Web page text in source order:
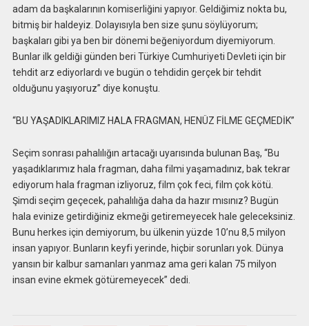
adam da başkalarının komiserliğini yapıyor. Geldiğimiz nokta bu,
bitmiş bir haldeyiz. Dolayısıyla ben size şunu söylüyorum;
başkaları gibi ya ben bir dönemi beğeniyordum diyemiyorum.
Bunlar ilk geldiği günden beri Türkiye Cumhuriyeti Devleti için bir
tehdit arz ediyorlardı ve bugün o tehdidin gerçek bir tehdit
olduğunu yaşıyoruz” diye konuştu.
“BU YAŞADIKLARIMIZ HALA FRAGMAN, HENÜZ FİLME GEÇMEDİK”
Seçim sonrası pahalılığın artacağı uyarısında bulunan Baş, “Bu
yaşadıklarımız hala fragman, daha filmi yaşamadınız, bak tekrar
ediyorum hala fragman izliyoruz, film çok feci, film çok kötü.
Şimdi seçim geçecek, pahalılığa daha da hazır mısınız? Bugün
hala evinize getirdiğiniz ekmeği getiremeyecek hale geleceksiniz.
Bunu herkes için demiyorum, bu ülkenin yüzde 10’nu 8,5 milyon
insan yapıyor. Bunların keyfi yerinde, hiçbir sorunları yok. Dünya
yansın bir kalbur samanları yanmaz ama geri kalan 75 milyon
insan evine ekmek götüremeyecek” dedi.